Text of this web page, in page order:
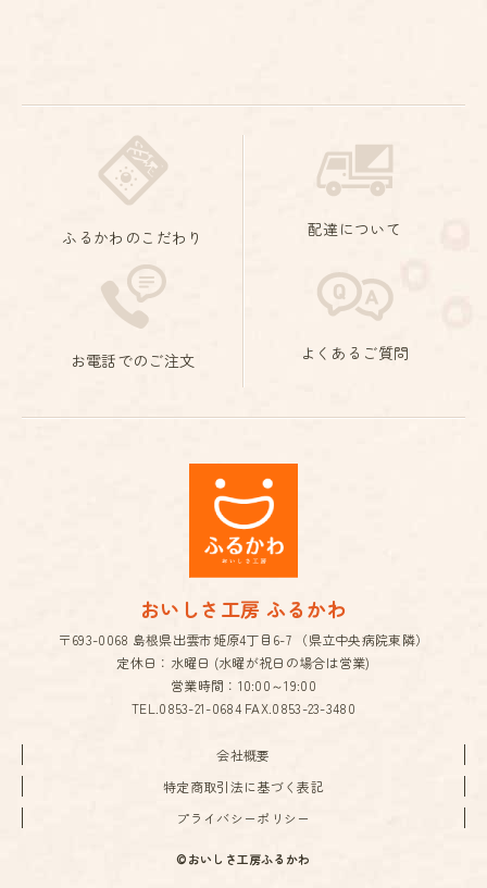
ふるかわのこだわり 配達について
お電話でのご注文 よくあるご質問
おいしさ工房 ふるかわ
〒693-0068 島根県出雲市姫原4丁目6-7 （県立中央病院東隣）
定休日：水曜日 (水曜が祝日の場合は営業)
営業時間：10:00～19:00
TEL.0853-21-0684FAX.0853-23-3480
会社概要
特定商取引法に基づく表記
プライバシーポリシー
©おいしさ工房ふるかわ